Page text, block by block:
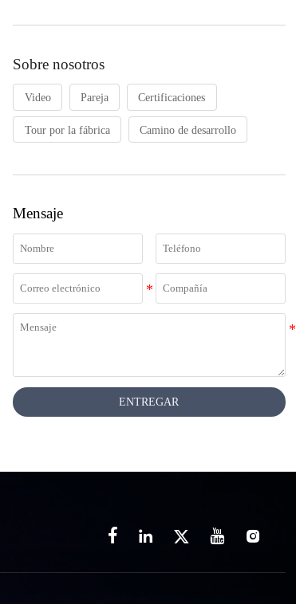
Sobre nosotros
Video Pareja Certificaciones
Tour por la fábrica Camino de desarrollo
Mensaje
ENTREGAR
    